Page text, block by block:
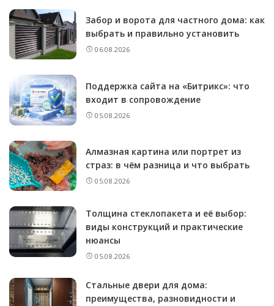
Забор и ворота для частного дома: как
выбрать и правильно установить
06.08.2026
Поддержка сайта на «Битрикс»: что
входит в сопровождение
05.08.2026
Алмазная картина или портрет из
страз: в чём разница и что выбрать
05.08.2026
Толщина стеклопакета и её выбор:
виды конструкций и практические
нюансы
05.08.2026
Стальные двери для дома:
преимущества, разновидности и